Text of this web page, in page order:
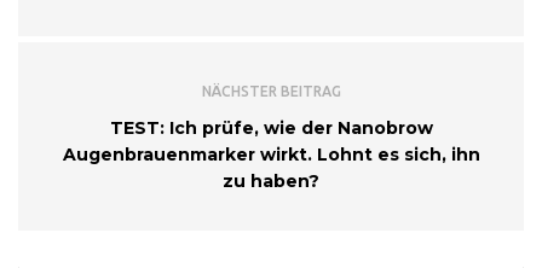
NÄCHSTER BEITRAG
TEST: Ich prüfe, wie der Nanobrow
Augenbrauenmarker wirkt. Lohnt es sich, ihn
zu haben?